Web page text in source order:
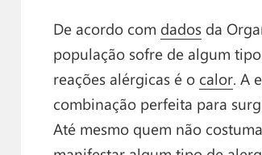
De acordo com dadosda
população sofre de algum
reações alérgicas é o calor. A
combinação perfeita para
Até mesmo quem não